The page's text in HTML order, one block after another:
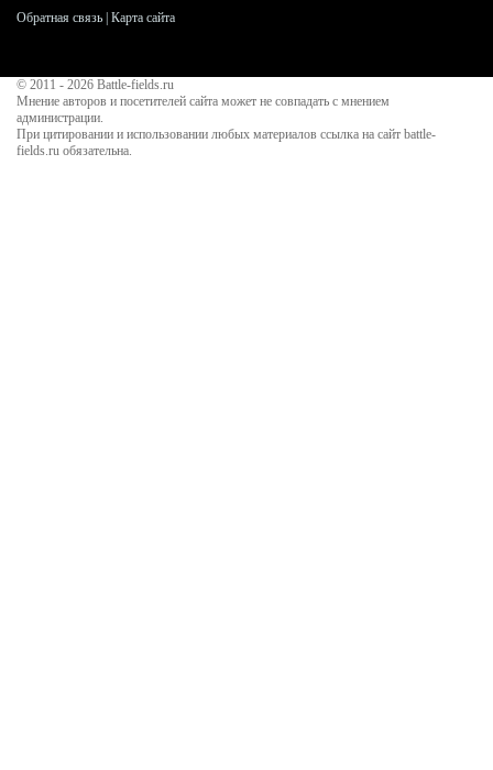
Обратная связь Карта сайта
© 2011 - 2026 Battle-fields.ru
Мнение авторов и посетителей сайта может не совпадать с мнением
администрации.
При цитировании и использовании любых материалов ссылка на сайт battle-
fields.ru обязательна.